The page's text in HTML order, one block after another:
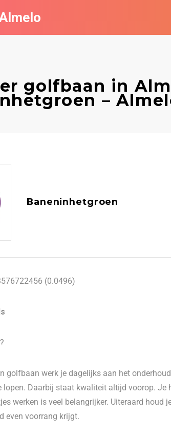
golfbaan in
–
Baneninhetgroen
(0.0496)
golfbaan werk je dagelijks aan het
lopen. Daarbij staat kwaliteit altijd voorop.
werken is veel belangrijker. Uiteraard houd
even voorrang krijgt.